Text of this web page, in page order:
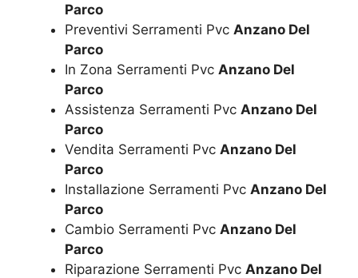
Parco
Preventivi Serramenti Pvc Anzano Del
Parco
In Zona Serramenti Pvc Anzano Del
Parco
Assistenza Serramenti Pvc Anzano Del
Parco
Vendita Serramenti Pvc Anzano Del
Parco
Installazione Serramenti Pvc Anzano Del
Parco
Cambio Serramenti Pvc Anzano Del
Parco
Riparazione Serramenti Pvc Anzano Del